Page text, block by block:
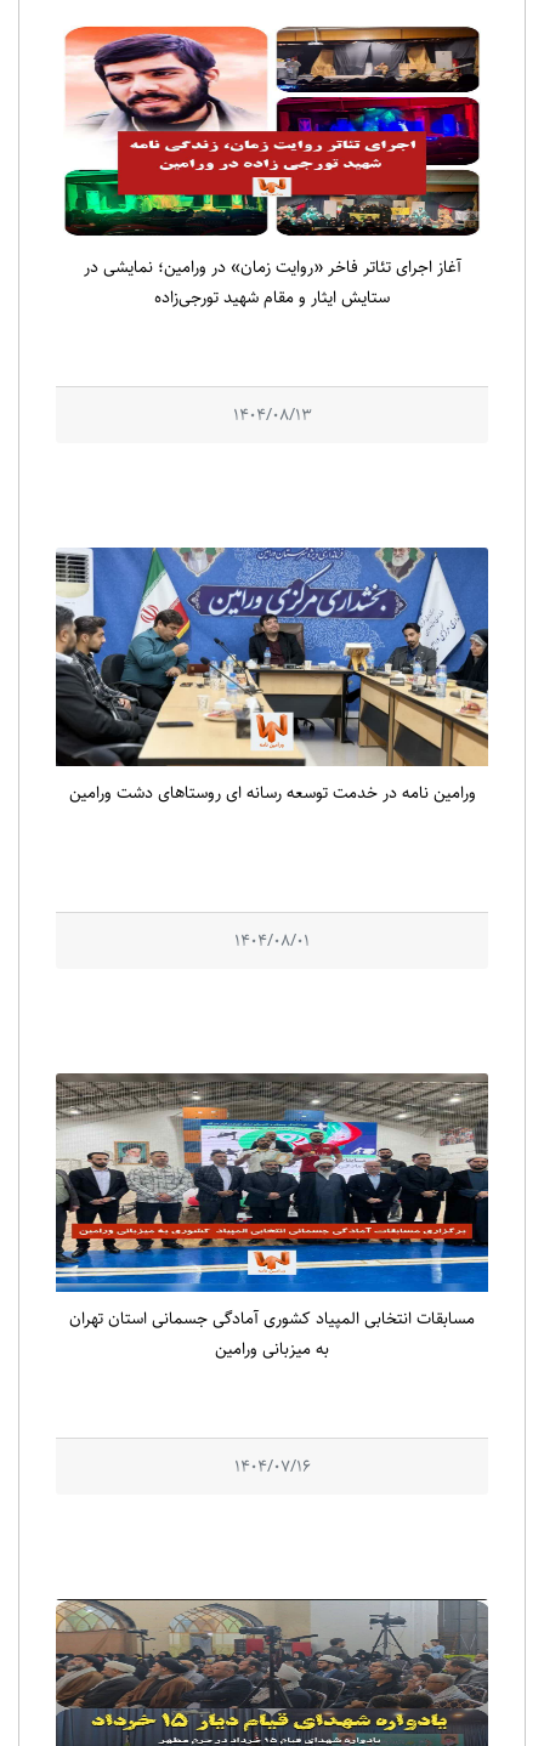
آغاز اجرای تئاتر فاخر «روایت زمان» در ورامین؛ نمایشی در
ستایش ایثار و مقام شهید تورجی‌زاده
1404/08/13
ورامین نامه در خدمت توسعه رسانه ای روستاهای دشت ورامین
1404/08/01
مسابقات انتخابی المپیاد کشوری آمادگی جسمانی استان تهران
به میزبانی ورامین
1404/07/16